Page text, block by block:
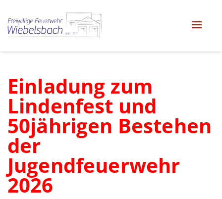
Toggle
Einladung zum
Lindenfest und
50jährigen Bestehen
der
Jugendfeuerwehr
2026